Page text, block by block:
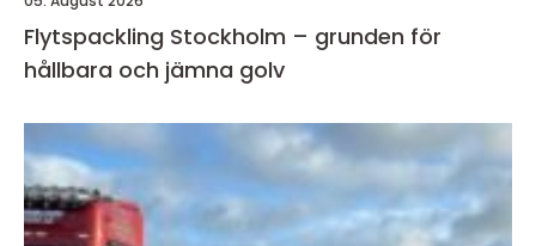
Flytspackling Stockholm – grunden för
hållbara och jämna golv